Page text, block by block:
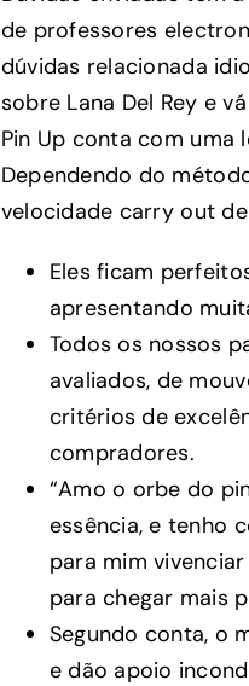
de professores
dúvidas relacionada
sobre Lana Del Rey e
Pin Up conta com uma
Dependendo do
velocidade carry out
Eles ficam
apresentando
Todos os nossos
avaliados, de
critérios de
compradores.
“Amo o orbe do
essência, e tenho
para mim
para chegar mais
Segundo conta, o
e dão apoio